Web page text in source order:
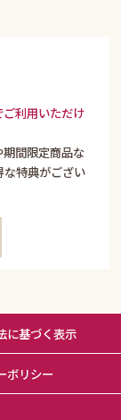
利用いただけ
間限定商品な
な特典がござい
に基づく表示
ボリシー